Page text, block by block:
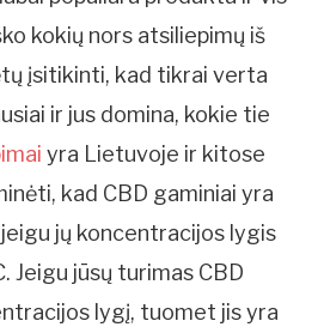
kokių nors atsiliepimų iš
įsitikinti, kad tikrai verta
ir jus domina, kokie tie
yra Lietuvoje ir kitose
kad CBD gaminiai yra
jų koncentracijos lygis
Jeigu jūsų turimas CBD
lygį, tuomet jis yra